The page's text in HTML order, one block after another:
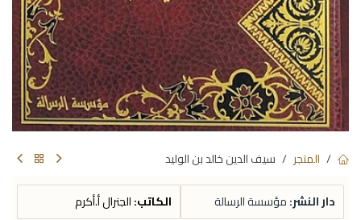
المتجر سيف الدين خالد بن الوليد
دار النشر:مؤسسة الرسالة الكاتب:الجنرال أ.أكرم